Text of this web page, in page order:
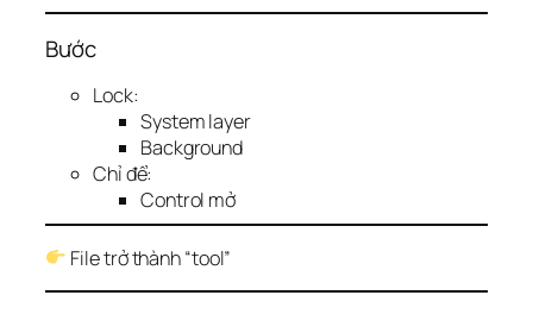
Bước
Lock:
System layer
Background
Chỉ để:
Control mở
File trở thành “tool”